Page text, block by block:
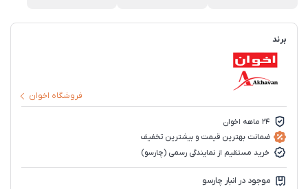
برند
فروشگاه اخوان
۲۴ ماهه اخوان
ضمانت بهترین قیمت و بیشترین تخفیف
خرید مستقیم از نمایندگی رسمی (چارسو)
موجود در انبار چارسو